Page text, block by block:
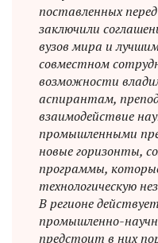
поставленных
заключили
вузов мира и
совместном
возможности
аспирантам,
взаимодействие
промышленными
новые горизонты,
программы,
технологическую
В регионе
промышленно-
предстоит в них